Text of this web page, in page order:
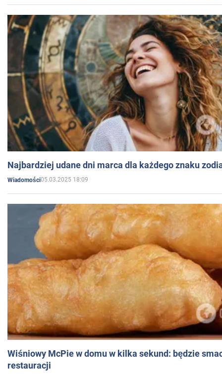
Najbardziej udane dni marca dla każdego znaku
Wiadomości05.03.2025 18:09
Wiśniowy McPie w domu w kilka sekund: będzie
restauracji